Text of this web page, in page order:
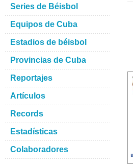
Series de Béisbol
Equipos de Cuba
Estadios de béisbol
Provincias de Cuba
Reportajes
Artículos
Records
Estadísticas
Colaboradores